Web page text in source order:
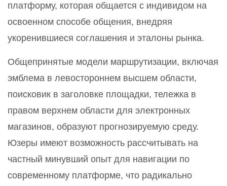
платформу, которая общается с индивидом на
освоенном способе общения, внедряя
укоренившиеся соглашения и эталоны рынка.
Общепринятые модели маршрутизации, включая
эмблема в левостороннем высшем области,
поисковик в заголовке площадки, тележка в
правом верхнем области для электронных
магазинов, образуют прогнозируемую среду.
Юзеры имеют возможность рассчитывать на
частный минувший опыт для навигации по
современному платформе, что радикально